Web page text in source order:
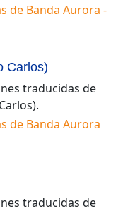
de Banda Aurora -
Carlos)
traducidas de
.
de Banda Aurora
traducidas de